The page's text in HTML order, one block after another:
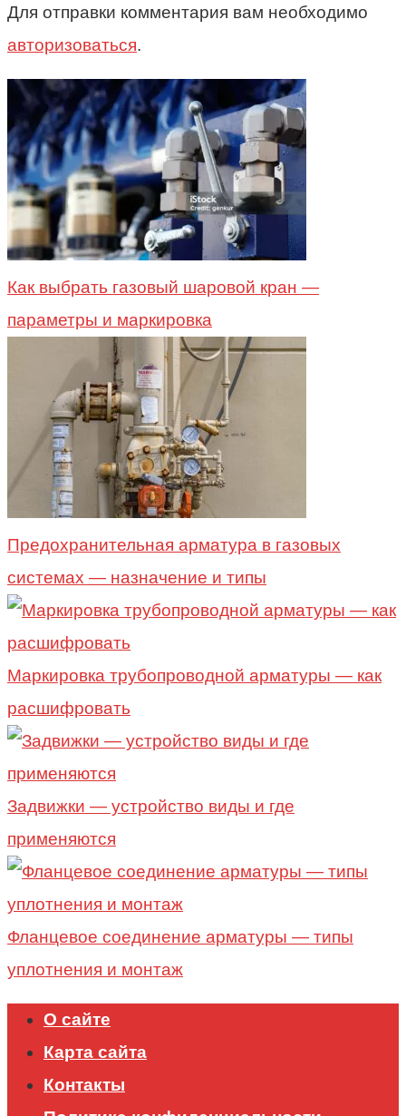
Для отправки комментария вам необходимо
авторизоваться.
Как выбрать газовый шаровой кран —
параметры и маркировка
Предохранительная арматура в газовых
системах — назначение и типы
Маркировка трубопроводной арматуры — как
расшифровать
Задвижки — устройство виды и где
применяются
Фланцевое соединение арматуры — типы
уплотнения и монтаж
О сайте
Карта сайта
Контакты